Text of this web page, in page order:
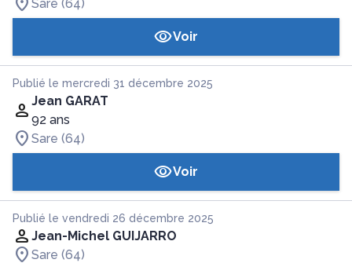
Sare (64)
Voir
Publié le mercredi 31 décembre 2025
Jean GARAT
92 ans
Sare (64)
Voir
Publié le vendredi 26 décembre 2025
Jean-Michel GUIJARRO
Sare (64)